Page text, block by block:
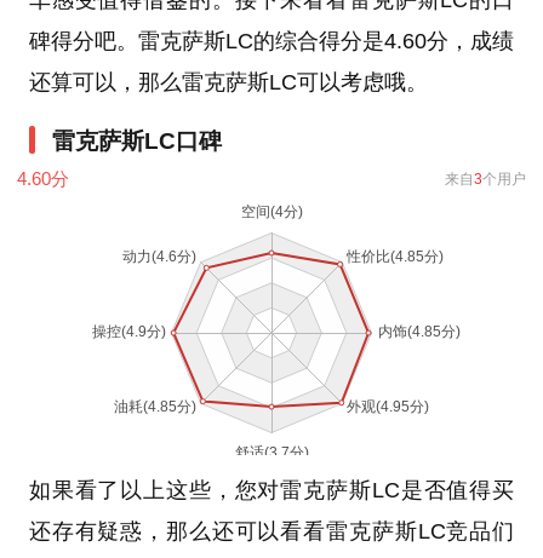
碑得分吧。雷克萨斯LC的综合得分是4.60分，成绩
还算可以，那么雷克萨斯LC可以考虑哦。
雷克萨斯LC口碑
4.60分 来自3个用户
如果看了以上这些，您对雷克萨斯LC是否值得买
还存有疑惑，那么还可以看看雷克萨斯LC竞品们